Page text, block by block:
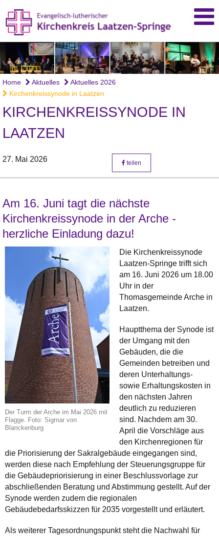
Home Aktuelles
Aktuelles 2026
Kirchenkreissynode in Laatzen
KIRCHENKREISSYNODE IN
LAATZEN
27. Mai 2026 teilen
Am 16. Juni tagt die nächste
Kirchenkreissynode in der Arche -
herzliche Einladung dazu!
Der Turm der Arche im Mai 2026 mit
Flagge. Foto: Sigmar von
Blanckenburg
Die Kirchenkreissynode
Laatzen-Springe trifft sich
am 16. Juni 2026 um 18.00
Uhr in der
Thomasgemeinde Arche in
Laatzen.
Hauptthema der Synode ist
der Umgang mit den
Gebäuden, die die
Gemeinden betreiben und
deren Unterhaltungs-
sowie Erhaltungskosten in
den nächsten Jahren
deutlich zu reduzieren
sind. Nachdem am 30.
April die Vorschläge aus
den Kirchenregionen für
die Priorisierung der Sakralgebäude eingegangen sind,
werden diese nach Empfehlung der Steuerungsgruppe für
die Gebäudepriorisierung in einer Beschlussvorlage zur
abschließenden Beratung und Abstimmung gestellt. Auf der
Synode werden zudem die regionalen
Gebäudebedarfsskizzen für 2035 vorgestellt und erläutert.
Als weiterer Tagesordnungspunkt steht die Nachwahl für